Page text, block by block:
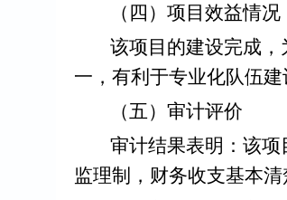
（四） 项目效益情况
该项目的建设完成
一，有利于专业化队伍建
（五）审计评价
审计结果表明： 该项
监理制 ， 财务收支基本